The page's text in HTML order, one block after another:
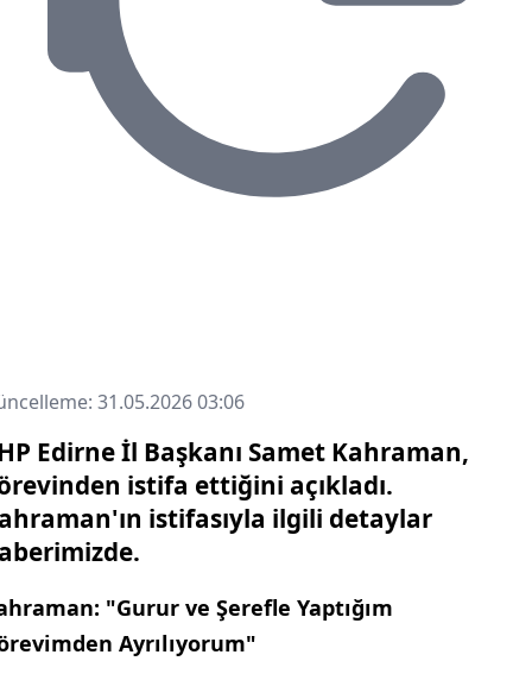
31.05.2026 03:06
Edirne İl Başkanı Samet Kahraman,
istifa ettiğini açıkladı.
istifasıyla ilgili detaylar
"Gurur ve Şerefle Yaptığım
Ayrılıyorum"